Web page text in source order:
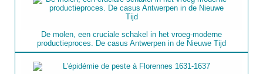
De molen, een cruciale schakel in het vroeg-moderne
productieproces. De casus Antwerpen in de Nieuwe Tijd